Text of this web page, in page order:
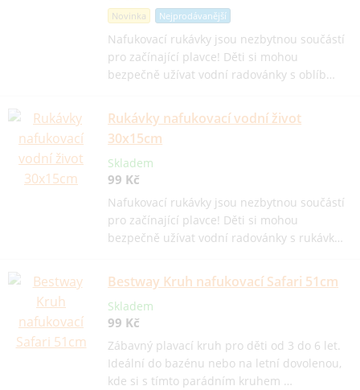
Novinka Nejprodávanější
Nafukovací rukávky jsou nezbytnou součástí
pro začínající plavce! Děti si mohou
bezpečně užívat vodní radovánky s oblíb…
Rukávky nafukovací vodní život
30x15cm
Skladem
99 Kč
Nafukovací rukávky jsou nezbytnou součástí
pro začínající plavce! Děti si mohou
bezpečně užívat vodní radovánky s rukávk…
Bestway Kruh nafukovací Safari 51cm
Skladem
99 Kč
Zábavný plavací kruh pro děti od 3 do 6 let.
Ideální do bazénu nebo na letní dovolenou,
kde si s tímto parádním kruhem …